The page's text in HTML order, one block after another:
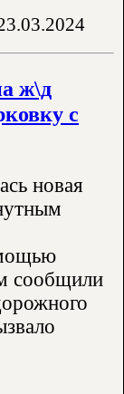
ж\д
с
новая
сообщили